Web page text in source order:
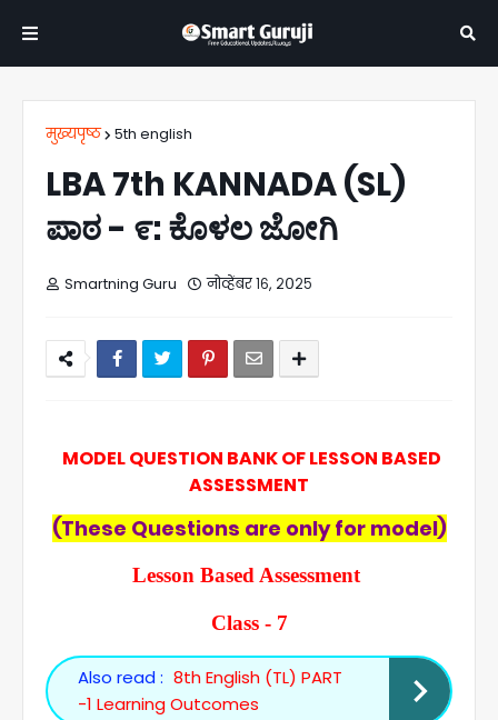
मुख्यपृष्ठ 5th english
LBA 7th KANNADA (SL)
ಪಾಠ - ೯: ಕೊಳಲ ಜೋಗಿ
Smartning Guru नोव्हेंबर १६, २०२५
MODEL QUESTION BANK OF LESSON BASED
ASSESSMENT
(These Questions are only for model)
Lesson Based Assessment
Class - 7
Also read : 8th English (TL) PART
-1 Learning Outcomes